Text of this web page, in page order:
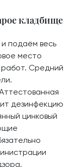
кладбище
подаём весь
место
работ. Средний
дезинфекцию
цинковый